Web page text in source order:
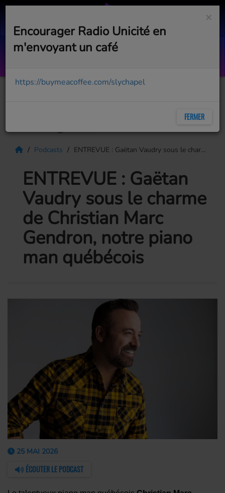
Asteur
Podcasts ENTREVUE : Gaëtan Vaudry sous le charme de Christian Marc Gendron, notre piano man québécois
ENTREVUE : Gaëtan
Vaudry sous le charme
de Christian Marc
Gendron, notre piano
man québécois
25 MAI 2026
ÉCOUTER LE PODCAST
×
Encourager Radio Unicité en
m'envoyant un café
https://buymeacoffee.com/slychapel
FERMER